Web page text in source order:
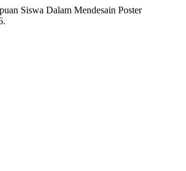
Siswa Dalam Mendesain Poster